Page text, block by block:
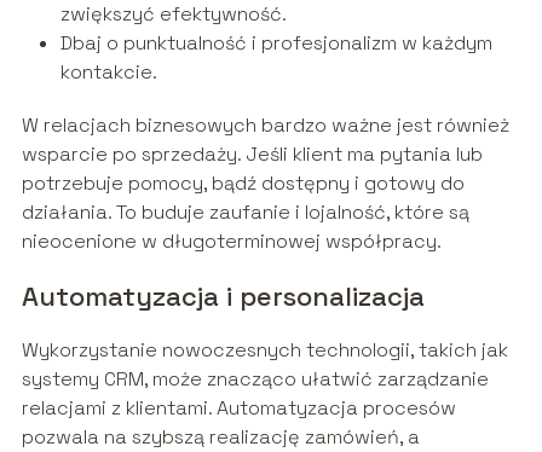
zwiększyć efektywność.
Dbaj o punktualność i profesjonalizm w każdym
kontakcie.
W relacjach biznesowych bardzo ważne jest również
wsparcie po sprzedaży. Jeśli klient ma pytania lub
potrzebuje pomocy, bądź dostępny i gotowy do
działania. To buduje zaufanie i lojalność, które są
nieocenione w długoterminowej współpracy.
Automatyzacja i personalizacja
Wykorzystanie nowoczesnych technologii, takich jak
systemy CRM, może znacząco ułatwić zarządzanie
relacjami z klientami. Automatyzacja procesów
pozwala na szybszą realizację zamówień, a